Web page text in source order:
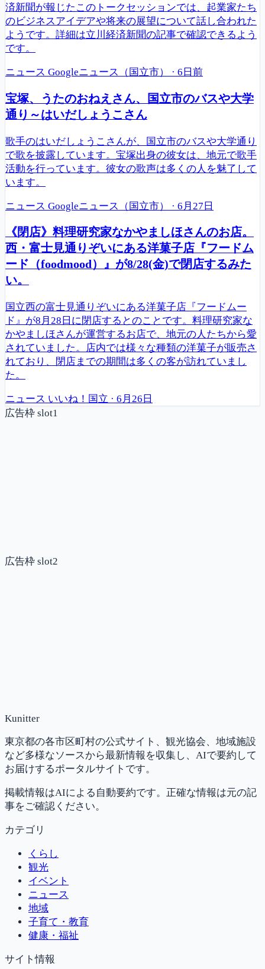
済新聞が報じたこのトークセッションでは、起業家たち
のビジネスアイデアや将来の展望について話し合われた
ようです。詳細は立川経済新聞の記事で確認できるよう
です。
ニュース Googleニュース（国立市） · 6日前
宝塚、うたのおねえさん、国立市のバスや大学
通り～はいだしょうこさん
歌手のはいだしょうこさんが、国立市のバスや大学通り
で歌を披露しています。宝塚出身の彼女は、地元で歌手
活動を行っています。彼女の歌声は多くの人を魅了して
います。
ニュース Googleニュース（国立市） · 6月27日
《閉店》料理研究家なかやましほさんのお店。
西・富士見通りぞいにある洋菓子店『フードム
ード（foodmood）』が8/28(金)で閉店するみた
い。
国立西の富士見通りぞいにある洋菓子店『フードムー
ド』が8月28日に閉店するとのことです。料理研究家な
かやましほさんが運営するお店で、地元の人たちから愛
されていました。店内では様々な種類の洋菓子が販売さ
れており、閉店までの期間は多くの客が訪れていまし
た。
ニュース いいね！国立 · 6月26日
広告枠 slot1
広告枠 slot2
Kunitter
東京都の各市区町村の公式サイト、観光協会、地域施設
など多様なソースから最新情報を収集し、AIで要約して
お届けするポータルサイトです。
掲載情報はAIによる自動要約です。正確な情報は元の記
事をご確認ください。
カテゴリ
くらし
観光
イベント
ニュース
地域
子育て・教育
健康・福祉
サイト情報